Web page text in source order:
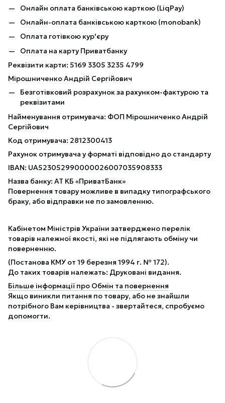
Онлайн оплата банківською карткою (LiqPay)
Онлайн-оплата банківською карткою (monobank)
Оплата готівкою кур'єру
Оплата на карту Приватбанку
Реквізити карти: 5169 3305 3235 4799
Мірошниченко Андрій Сергійович
Безготівковий розрахунок за рахунком-фактурою та
реквізитами
Найменування отримувача: ФОП Мірошниченко Андрій
Сергійович
Код отримувача: 2812300413
Рахунок отримувача у форматі відповідно до стандарту
IBAN: UA523052990000026007035908333
Назва банку: АТ КБ «ПриватБанк»
Повернення товару можливе в випадку типографського
браку, або відправки не по замовленню.
Кабінетом Міністрів України затверджено перелік
товарів належної якості, які не підлягають обміну чи
поверненню.
(Постанова КМУ от 19 березня 1994 г. № 172).
До таких товарів належать: Друковані видання.
Більше інформації про Обмін та повернення
Якщо виникли питання по товару, або не знайшли
потрібного Вам керівництва - звертайтеся, спробуємо
допомогти.